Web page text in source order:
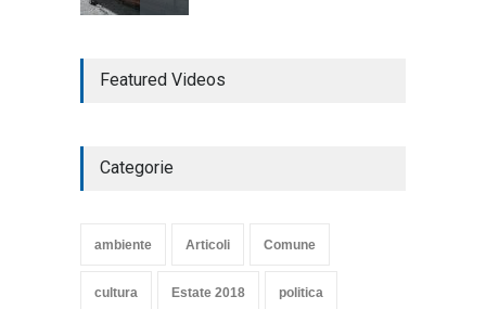
COMMEDIA"
TARQUINIA
Featured Videos
Categorie
ambiente Articoli Comune
cultura Estate 2018 politica